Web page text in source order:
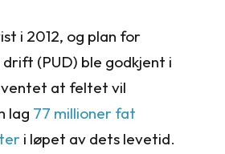
i 2012, og plan for
(PUD) ble godkjent i
at feltet vil
lag 77 millioner fat
i løpet av dets levetid.